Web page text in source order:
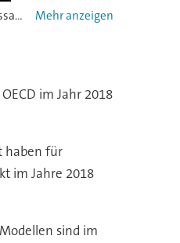
Neue Modelle und Produkt-Innovationen lösen im Weltautomarkt im Jahre 2018 keine außerordentlichen Nachfrageerhöhungen aus. Das ist eine der Kernaussagen der Studie des CAR-Center Automotive Research. Modelle wie dieser Ferrari sind aber sicher überall auf der Welt begehrt. -
im Jahr 2018
haben für
im Jahre 2018
sind im